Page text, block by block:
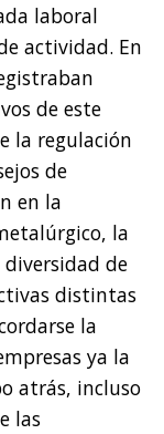
laboral
actividad. En
de este
la regulación
de
en la
la
de
distintas
la
ya la
atrás, incluso
las